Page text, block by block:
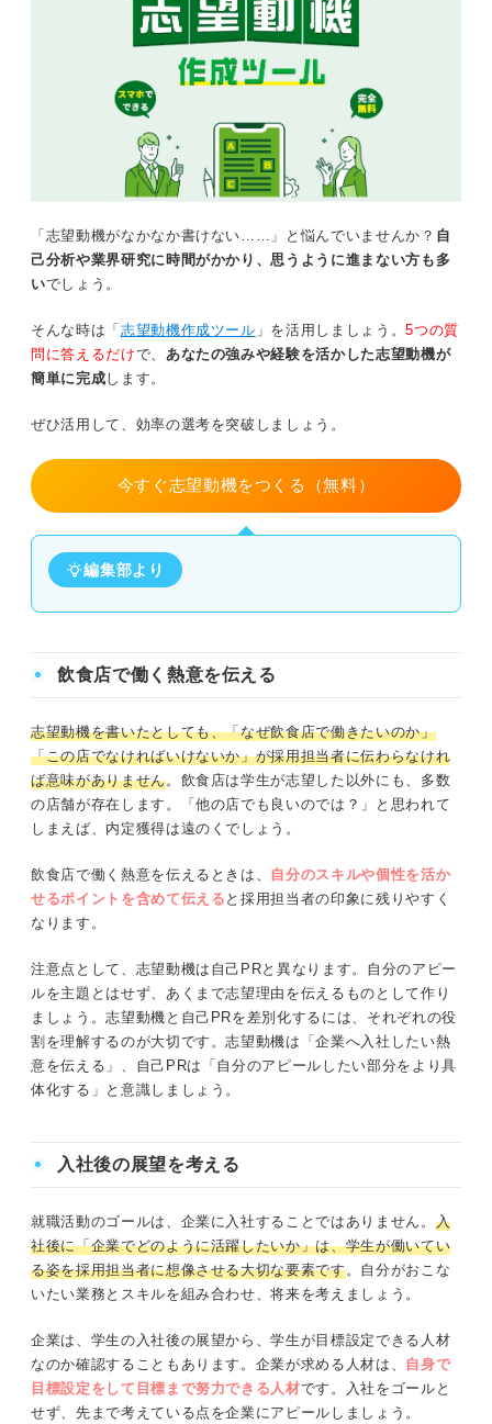
「志望動機がなかなか書けない……」と悩んでいませんか？ 自
己分析や業界研究に時間がかかり、思うように進まない方も多
いでしょう。
そんな時は「 志望動機作成ツール 」を活用しましょう。5つの質
問に答えるだけで、 あなたの強みや経験を活かした志望動機が
簡単に完成します。
ぜひ活用して、効率の選考を突破しましょう。
今すぐ志望動機をつくる（無料）
編集部より
飲食店で働く熱意を伝える
志望動機を書いたとしても、「なぜ飲食店で働きたいのか」
「この店でなければいけないか」が採用担当者に伝わらなけれ
ば意味がありません。飲食店は学生が志望した以外にも、多数
の店舗が存在します。「他の店でも良いのでは？」と思われて
しまえば、内定獲得は遠のくでしょう。
飲食店で働く熱意を伝えるときは、 自分のスキルや個性を活か
せるポイントを含めて伝える と採用担当者の印象に残りやすく
なります。
注意点として、志望動機は自己PRと異なります。自分のアピー
ルを主題とはせず、あくまで志望理由を伝えるものとして作り
ましょう。志望動機と自己PRを差別化するには、それぞれの役
割を理解するのが大切です。志望動機は「企業へ入社したい熱
意を伝える」、自己PRは「自分のアピールしたい部分をより具
体化する」と意識しましょう。
入社後の展望を考える
就職活動のゴールは、企業に入社することではありません。 入
社後に「企業でどのように活躍したいか」は、学生が働いてい
る姿を採用担当者に想像させる大切な要素です。自分がおこな
いたい業務とスキルを組み合わせ、将来を考えましょう。
企業は、学生の入社後の展望から、学生が目標設定できる人材
なのか確認することもあります。企業が求める人材は、 自身で
目標設定をして目標まで努力できる人材です。入社をゴールと
せず、先まで考えている点を企業にアピールしましょう。